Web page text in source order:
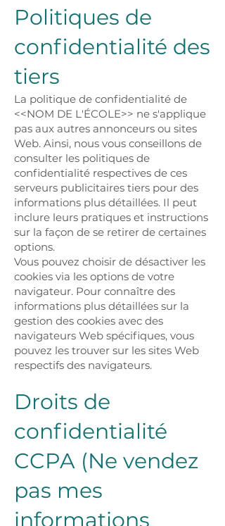
Politiques de
confidentialité des
tiers
La politique de confidentialité de
<<NOM DE L'ÉCOLE>> ne s'applique
pas aux autres annonceurs ou sites
Web. Ainsi, nous vous conseillons de
consulter les politiques de
confidentialité respectives de ces
serveurs publicitaires tiers pour des
informations plus détaillées. Il peut
inclure leurs pratiques et instructions
sur la façon de se retirer de certaines
options.
Vous pouvez choisir de désactiver les
cookies via les options de votre
navigateur. Pour connaître des
informations plus détaillées sur la
gestion des cookies avec des
navigateurs Web spécifiques, vous
pouvez les trouver sur les sites Web
respectifs des navigateurs.
Droits de
confidentialité
CCPA (Ne vendez
pas mes
informations